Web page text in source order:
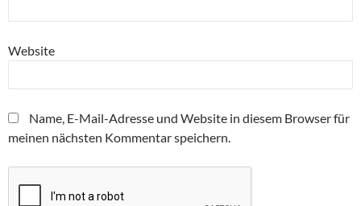
Website
Name, E-Mail-Adresse und Website in diesem Browser für
meinen nächsten Kommentar speichern.